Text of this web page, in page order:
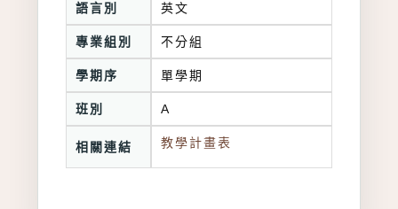
語言別 英文
專業組別 不分組
學期序 單學期
班別 A
相關連結 教學計畫表